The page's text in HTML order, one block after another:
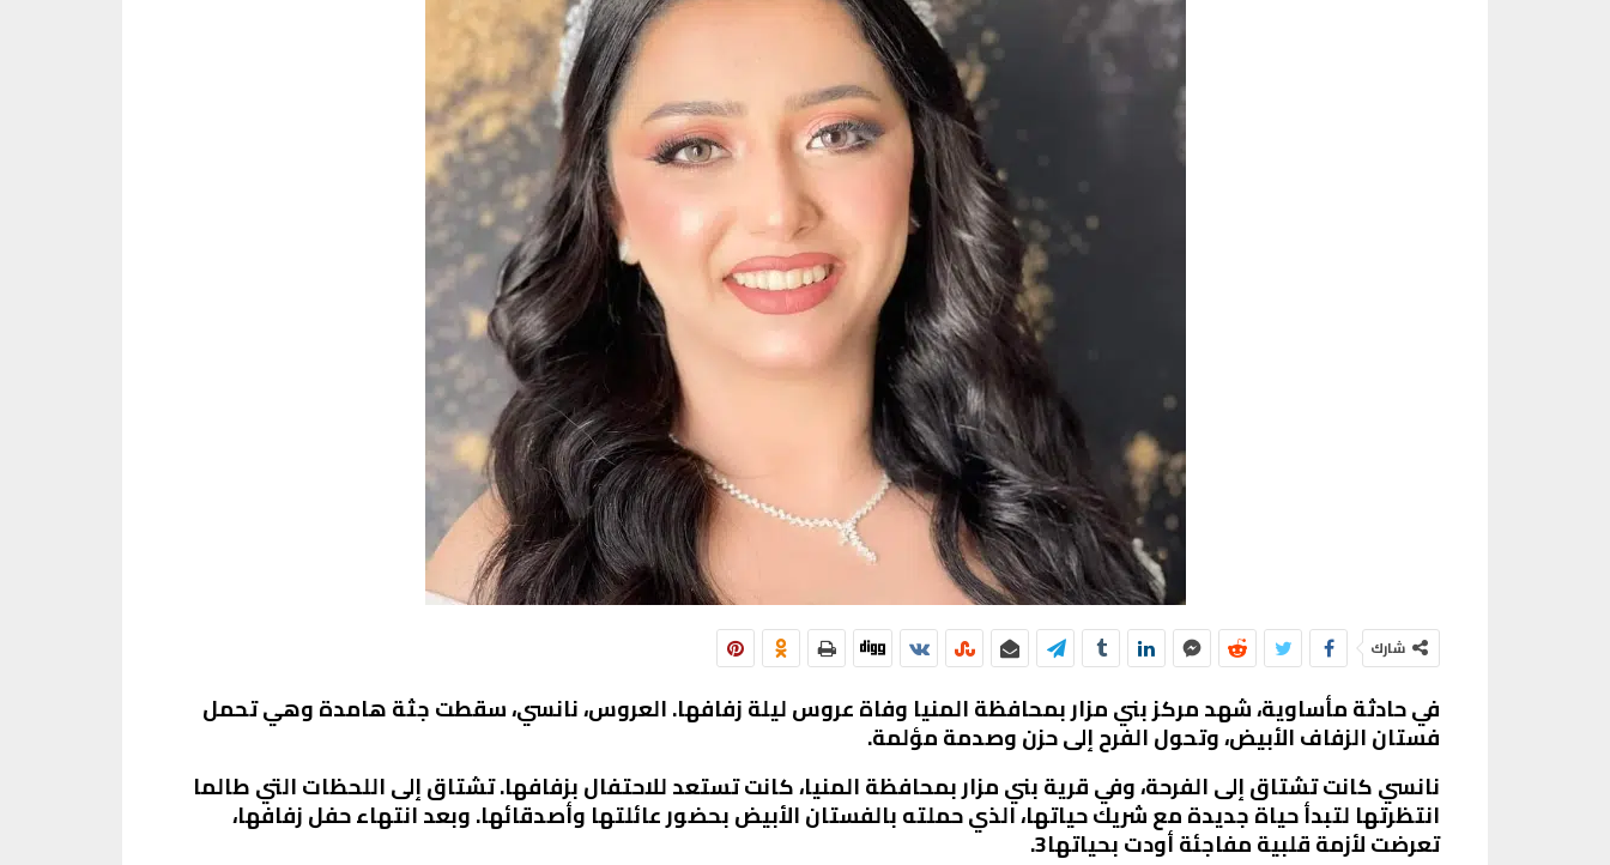
شارك
في حادثة مأساوية، شهد مركز بني مزار بمحافظة المنيا وفاة عروس ليلة زفافها. العروس، نانسي، سقطت جثة هامدة وهي تحمل
فستان الزفاف الأبيض، وتحول الفرح إلى حزن وصدمة مؤلمة.
نانسي كانت تشتاق إلى الفرحة، وفي قرية بني مزار بمحافظة المنيا، كانت تستعد للاحتفال بزفافها. تشتاق إلى اللحظات التي طالما
انتظرتها لتبدأ حياة جديدة مع شريك حياتها، الذي حملته بالفستان الأبيض بحضور عائلتها وأصدقائها. وبعد انتهاء حفل زفافها،
تعرضت لأزمة قلبية مفاجئة أودت بحياتها3.